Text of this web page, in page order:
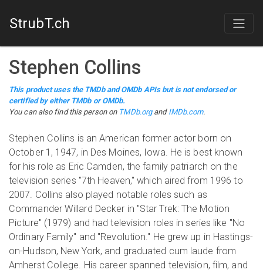
StrubT.ch
Stephen Collins
This product uses the TMDb and OMDb APIs but is not endorsed or
certified by either TMDb or OMDb.
You can also find this person on TMDb.organd IMDb.com.
Stephen Collins is an American former actor born on
October 1, 1947, in Des Moines, Iowa. He is best known
for his role as Eric Camden, the family patriarch on the
television series "7th Heaven," which aired from 1996 to
2007. Collins also played notable roles such as
Commander Willard Decker in "Star Trek: The Motion
Picture" (1979) and had television roles in series like "No
Ordinary Family" and "Revolution." He grew up in Hastings-
on-Hudson, New York, and graduated cum laude from
Amherst College. His career spanned television, film, and